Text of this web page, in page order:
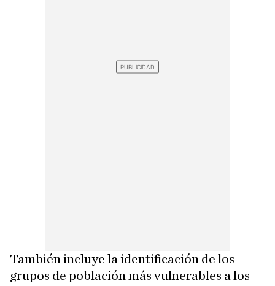
También incluye la identificación de los
grupos de población más vulnerables a los